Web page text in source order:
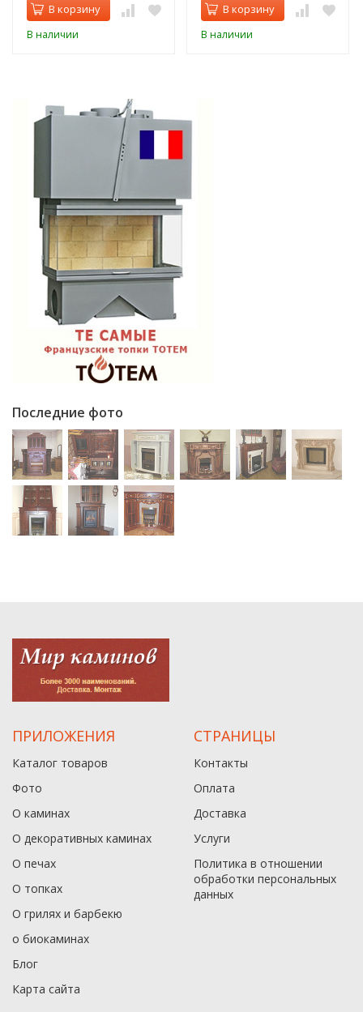
В корзину
В наличии
В корзину
В наличии
Последние фото
ПРИЛОЖЕНИЯ
Каталог товаров
Фото
О каминах
О декоративных каминах
О печах
О топках
О грилях и барбекю
о биокаминах
Блог
Карта сайта
СТРАНИЦЫ
Контакты
Оплата
Доставка
Услуги
Политика в отношении
обработки персональных
данныx